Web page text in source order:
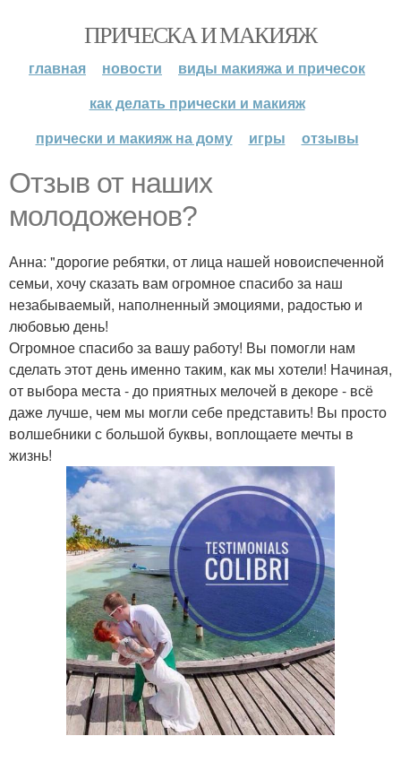
ПРИЧЕСКА И МАКИЯЖ
главная новости
виды макияжа и причесок
как делать прически и макияж
прически и макияж на дому
игры отзывы
Отзыв от наших
молодоженов?
Анна: "дорогие ребятки, от лица нашей новоиспеченной
семьи, хочу сказать вам огромное спасибо за наш
незабываемый, наполненный эмоциями, радостью и
любовью день!
Огромное спасибо за вашу работу! Вы помогли нам
сделать этот день именно таким, как мы хотели! Начиная,
от выбора места - до приятных мелочей в декоре - всё
даже лучше, чем мы могли себе представить! Вы просто
волшебники с большой буквы, воплощаете мечты в
жизнь!